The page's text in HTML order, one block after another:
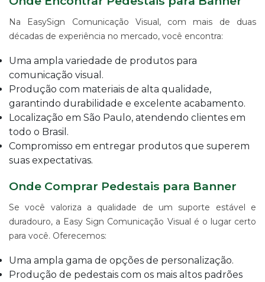
Na EasySign Comunicação Visual, com mais de duas
décadas de experiência no mercado, você encontra:
Uma ampla variedade de produtos para
comunicação visual.
Produção com materiais de alta qualidade,
garantindo durabilidade e excelente acabamento.
Localização em São Paulo, atendendo clientes em
todo o Brasil.
Compromisso em entregar produtos que superem
suas expectativas.
Onde Comprar Pedestais para Banner
Se você valoriza a qualidade de um suporte estável e
duradouro, a Easy Sign Comunicação Visual é o lugar certo
para você. Oferecemos:
Uma ampla gama de opções de personalização.
Produção de pedestais com os mais altos padrões